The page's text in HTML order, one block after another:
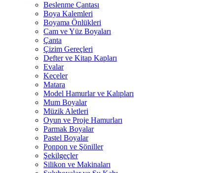
Beslenme Çantası
Boya Kalemleri
Boyama Önlükleri
Cam ve Yüz Boyaları
Çanta
Çizim Gereçleri
Defter ve Kitap Kapları
Evalar
Keçeler
Matara
Model Hamurlar ve Kalıpları
Mum Boyalar
Müzik Aletleri
Oyun ve Proje Hamurları
Parmak Boyalar
Pastel Boyalar
Ponpon ve Şöniller
Şekilgeçler
Silikon ve Makinaları